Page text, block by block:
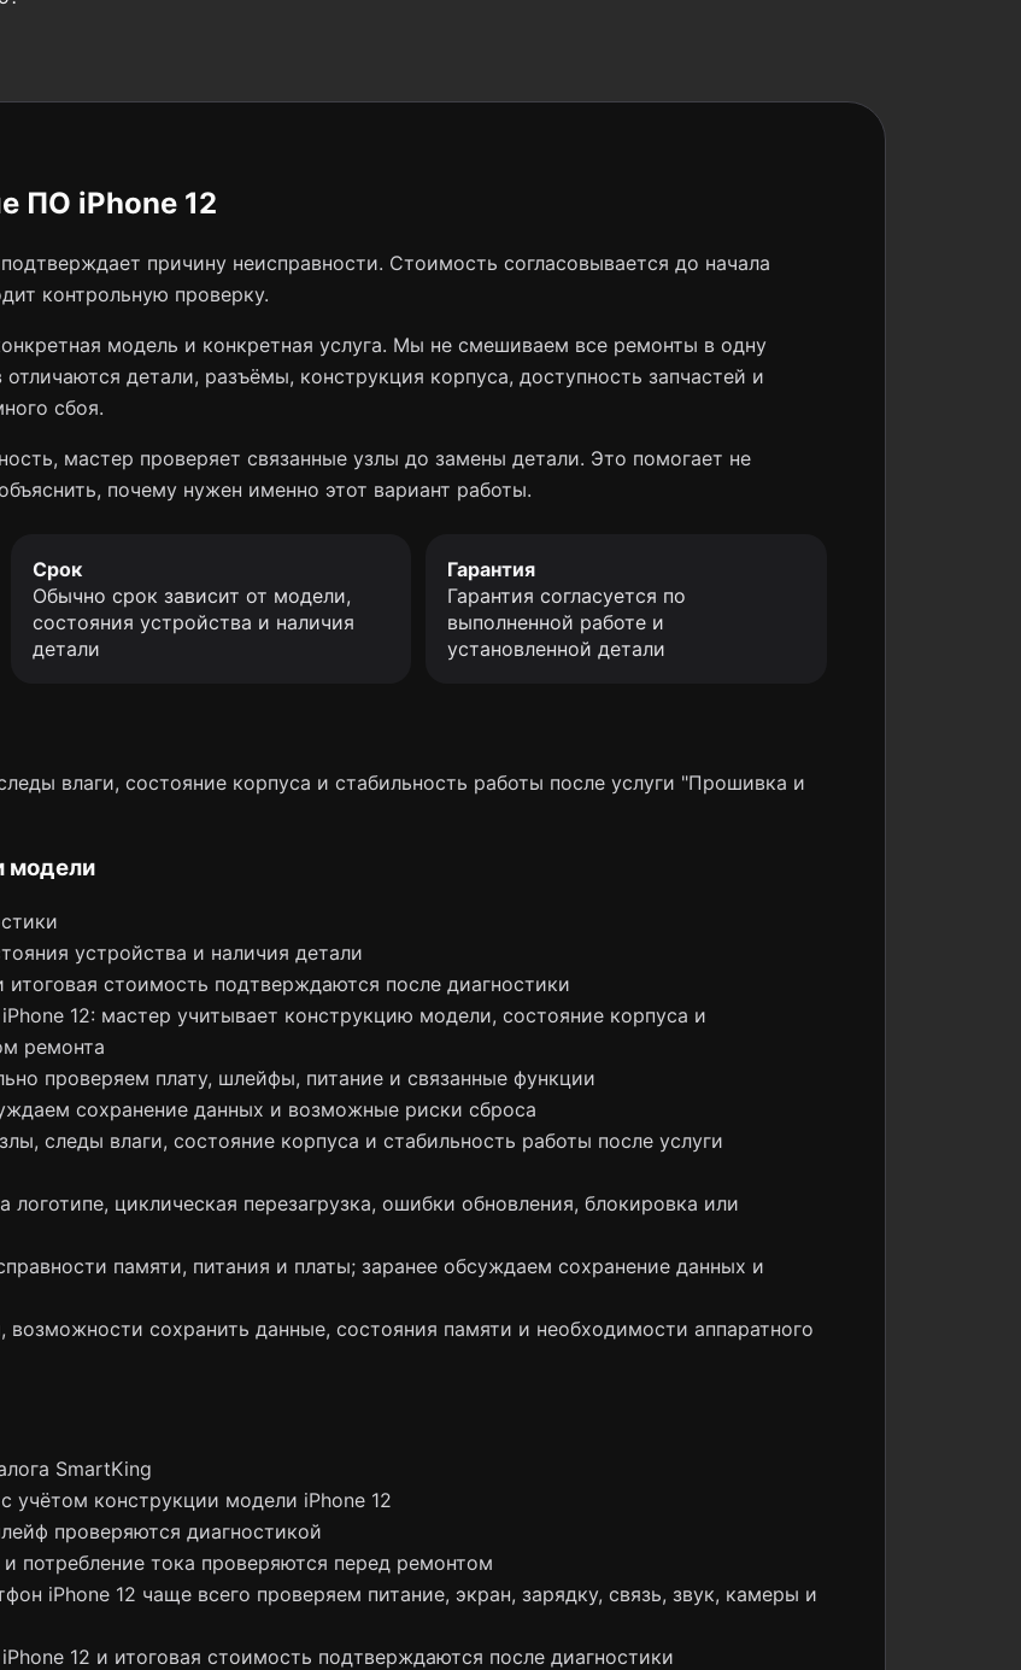
ПО iPhone 12
причину неисправности. Стоимость согласовывается до начала
контрольную проверку.
модель и конкретная услуга. Мы не смешиваем все ремонты в одну
детали, разъёмы, конструкция корпуса, доступность запчастей и
сбоя.
мастер проверяет связанные узлы до замены детали. Это помогает не
почему нужен именно этот вариант работы.
Срок
Обычно срок зависит от модели,
состояния устройства и наличия
детали
Гарантия
Гарантия согласуется по
выполненной работе и
установленной детали
влаги, состояние корпуса и стабильность работы после услуги "Прошивка и
модели
устройства и наличия детали
итоговая стоимость подтверждаются после диагностики
12: мастер учитывает конструкцию модели, состояние корпуса и
ремонта
проверяем плату, шлейфы, питание и связанные функции
сохранение данных и возможные риски сброса
следы влаги, состояние корпуса и стабильность работы после услуги
логотипе, циклическая перезагрузка, ошибки обновления, блокировка или
памяти, питания и платы; заранее обсуждаем сохранение данных и
сохранить данные, состояния памяти и необходимости аппаратного
SmartKing
учётом конструкции модели iPhone 12
проверяются диагностикой
потребление тока проверяются перед ремонтом
iPhone 12 чаще всего проверяем питание, экран, зарядку, связь, звук, камеры и
12 и итоговая стоимость подтверждаются после диагностики